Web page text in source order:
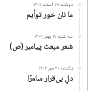
دوشنبه ۲۸ اسفند ۱۴۰۲
ما نان خور توأیم
سه شنبه ۱۷ بهمن ۱۴۰۲
شعر مبعث پیامبر (ص)
یکشنبه ۳۰ مهر ۱۴۰۲
دلِ بی‌قرار سامرّا